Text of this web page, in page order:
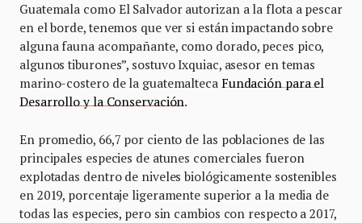
Guatemala como El Salvador autorizan a la flota a pescar
en el borde, tenemos que ver si están impactando sobre
alguna fauna acompañante, como dorado, peces pico,
algunos tiburones”, sostuvo Ixquiac, asesor en temas
marino-costero de la guatemalteca Fundación para el
Desarrollo y la Conservación.
En promedio, 66,7 por ciento de las poblaciones de las
principales especies de atunes comerciales fueron
explotadas dentro de niveles biológicamente sostenibles
en 2019, porcentaje ligeramente superior a la media de
todas las especies, pero sin cambios con respecto a 2017,